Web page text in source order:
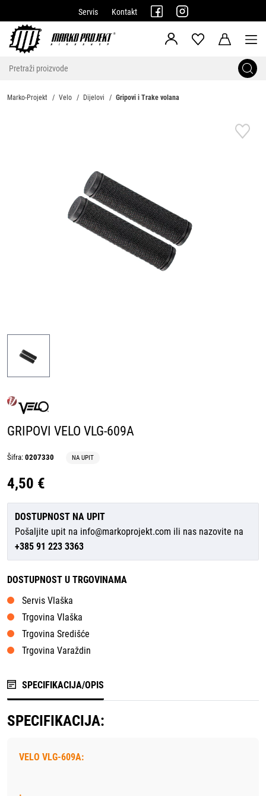
Servis Kontakt
Marko-Projekt Velo Dijelovi Gripovi i Trake volana
GRIPOVI VELO VLG-609A
Šifra: 0207330 NA UPIT
4,50 €
DOSTUPNOST NA UPIT
Pošaljite upit na info@markoprojekt.com ili nas nazovite na
+385 91 223 3363
DOSTUPNOST U TRGOVINAMA
Servis Vlaška
Trgovina Vlaška
Trgovina Središće
Trgovina Varaždin
SPECIFIKACIJA/OPIS
SPECIFIKACIJA:
VELO VLG-609A: